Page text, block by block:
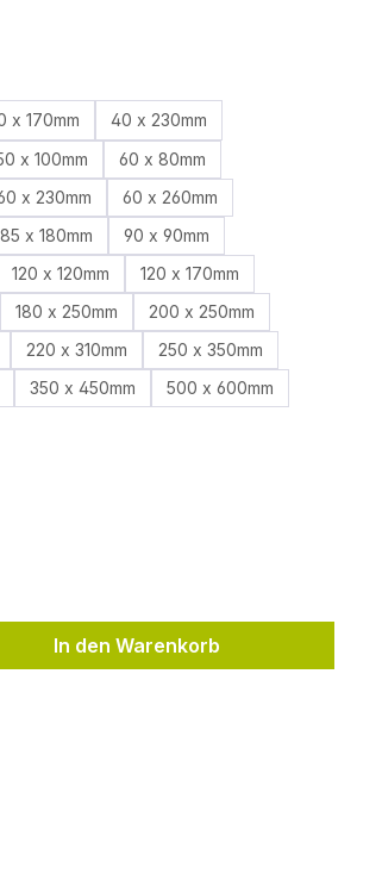
x 170mm
40 x 230mm
x 100mm
60 x 80mm
x 230mm
60 x 260mm
85 x 180mm
90 x 90mm
120 x 120mm
120 x 170mm
180 x 250mm
200 x 250mm
220 x 310mm
250 x 350mm
350 x 450mm 500 x 600mm
den gewünschten Wert
In den Warenkorb